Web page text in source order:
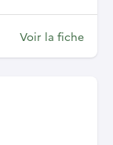
Voir la fiche